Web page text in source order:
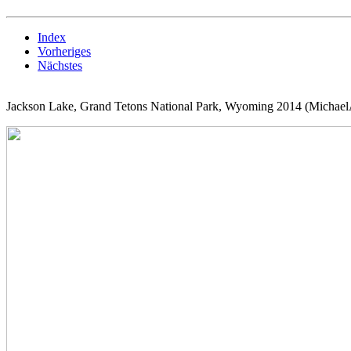
Index
Vorheriges
Nächstes
Jackson Lake, Grand Tetons National Park, Wyoming 2014